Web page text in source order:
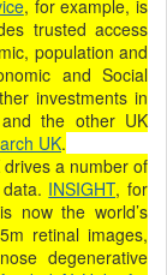
, for example, is
trusted access
population and
and Social
investments in
and the other UK
UK.
a number of
INSIGHT, for
now the world’s
retinal images,
degenerative